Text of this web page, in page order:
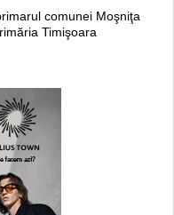
comunei Moşniţa
Timişoara